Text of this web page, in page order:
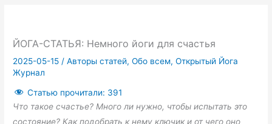
ЙОГА-СТАТЬЯ: Немного йоги для счастья
2025-05-15 /Авторы статей,Обо всем,Открытый Йога
Журнал
Статью прочитали: 391
Что такое счастье? Много ли нужно, чтобы испытать это
состояние? Как подобрать к нему ключик и от чего оно